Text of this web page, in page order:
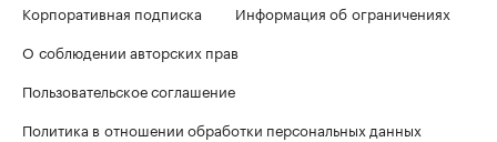
Корпоративная подписка
Информация об ограничениях
О соблюдении авторских прав
Пользовательское соглашение
Политика в отношении обработки персональных данных